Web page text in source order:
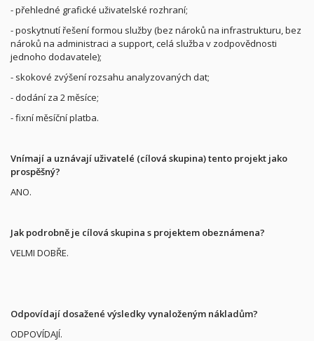
- přehledné grafické uživatelské rozhraní;
- poskytnutí řešení formou služby (bez nároků na infrastrukturu, bez
nároků na administraci a support, celá služba v zodpovědnosti
jednoho dodavatele);
- skokové zvýšení rozsahu analyzovaných dat;
- dodání za 2 měsíce;
- fixní měsíční platba.
Vnímají a uznávají uživatelé (cílová skupina) tento projekt jako
prospěšný?
ANO.
Jak podrobně je cílová skupina s projektem obeznámena?
VELMI DOBŘE.
Odpovídají dosažené výsledky vynaloženým nákladům?
ODPOVÍDAJÍ.